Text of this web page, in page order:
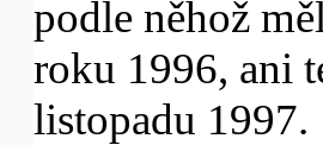
podle něhož
roku 1996, ani
listopadu 1997.